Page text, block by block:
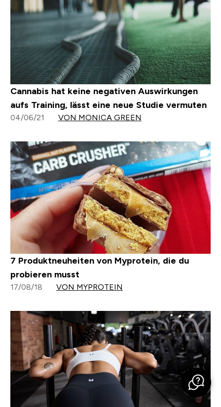
Cannabis hat keine negativen Auswirkungen
aufs Training, lässt eine neue Studie vermuten
04/06/21 VON MONICA GREEN
7 Produktneuheiten von Myprotein, die du
probieren musst
17/08/18 VON MYPROTEIN